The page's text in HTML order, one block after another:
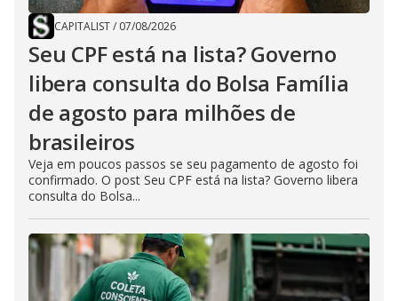
CAPITALIST/ 07/08/2026
Seu CPF está na lista? Governo
libera consulta do Bolsa Família
de agosto para milhões de
brasileiros
Veja em poucos passos se seu pagamento de agosto foi
confirmado. O post Seu CPF está na lista? Governo libera
consulta do Bolsa...